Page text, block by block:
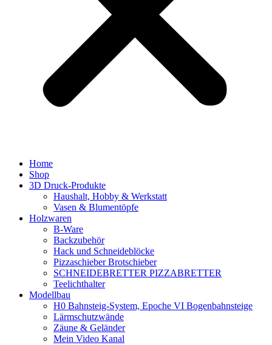
Home
Shop
3D Druck-Produkte
Haushalt, Hobby & Werkstatt
Vasen & Blumentöpfe
Holzwaren
B-Ware
Backzubehör
Hack und Schneideblöcke
Pizzaschieber Brotschieber
SCHNEIDEBRETTER PIZZABRETTER
Teelichthalter
Modellbau
H0 Bahnsteig-System, Epoche VI Bogenbahnsteige
Lärmschutzwände
Zäune & Geländer
Mein Video Kanal